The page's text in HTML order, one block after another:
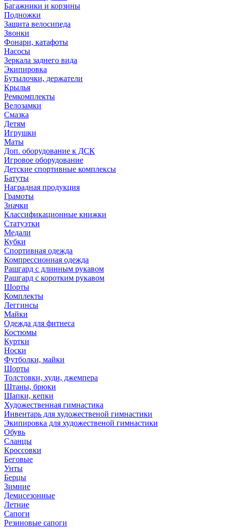
Багажники и корзины
Подножки
Защита велосипеда
Звонки
Фонари, катафоты
Насосы
Зеркала заднего вида
Экипировка
Бутылочки, держатели
Крылья
Ремкомплекты
Велозамки
Смазка
Детям
Игрушки
Маты
Доп. оборудование к ДСК
Игровое оборудование
Детские спортивные комплексы
Батуты
Наградная продукция
Грамоты
Значки
Классификационные книжки
Статуэтки
Медали
Кубки
Спортивная одежда
Компрессионная одежда
Рашгард с длинным рукавом
Рашгард с коротким рукавом
Шорты
Комплекты
Леггинсы
Майки
Одежда для фитнеса
Костюмы
Куртки
Носки
Футболки, майки
Шорты
Толстовки, худи, джемпера
Штаны, брюки
Шапки, кепки
Художественная гимнастика
Инвентарь для художественой гимнастики
Экипировка для художественой гимнастики
Обувь
Сланцы
Кроссовки
Беговые
Унты
Берцы
Зимние
Демисезонные
Летние
Сапоги
Резиновые сапоги